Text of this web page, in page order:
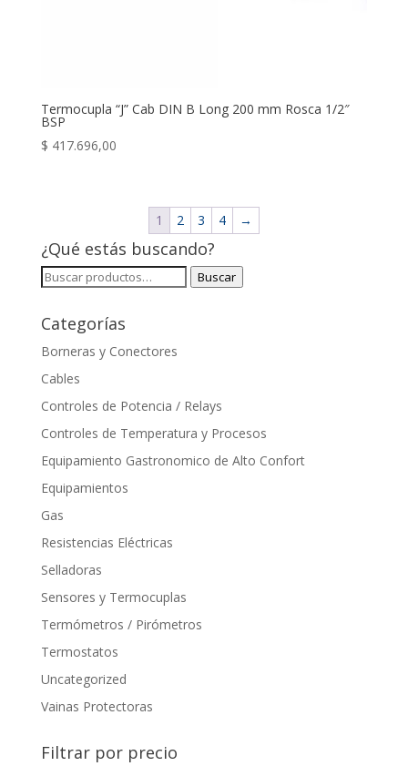
Termocupla “J” Cab DIN B Long 200 mm Rosca 1/2″
BSP
$ 417.696,00
1 2 3 4 →
¿Qué estás buscando?
Buscar
Buscar
Categorías
Borneras y Conectores
Cables
Controles de Potencia / Relays
Controles de Temperatura y Procesos
Equipamiento Gastronomico de Alto Confort
Equipamientos
Gas
Resistencias Eléctricas
Selladoras
Sensores y Termocuplas
Termómetros / Pirómetros
Termostatos
Uncategorized
Vainas Protectoras
Filtrar por precio